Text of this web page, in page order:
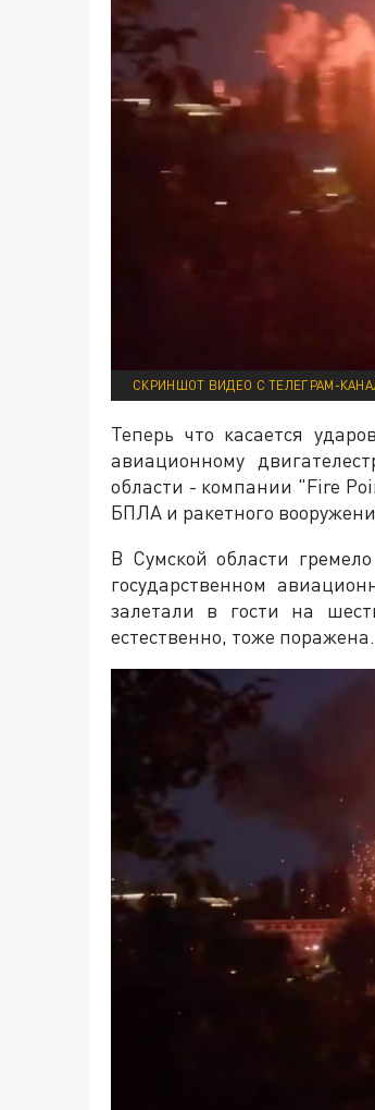
СКРИНШОТ ВИДЕО С ТЕЛЕГРАМ-
Теперь что касается
авиационному
области - компании "Fire
БПЛА и ракетного
В Сумской области
государственном
залетали в гости на
естественно, тоже поражена.